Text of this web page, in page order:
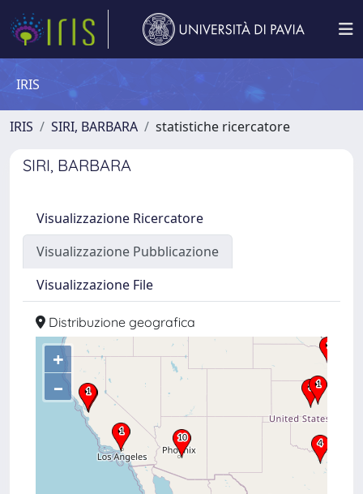
IRIS
IRIS SIRI, BARBARA statistiche ricercatore
SIRI, BARBARA
Visualizzazione Ricercatore
Visualizzazione Pubblicazione
Visualizzazione File
Distribuzione geografica
+
–